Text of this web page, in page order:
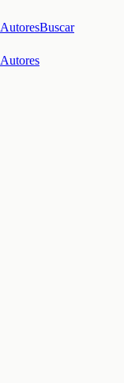
AutoresBuscar
Autores